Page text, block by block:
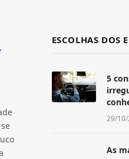
ESCOLHAS DOS
5
29/
As